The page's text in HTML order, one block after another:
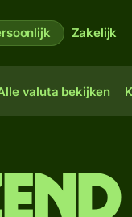
Zakelijk
valuta bekijken